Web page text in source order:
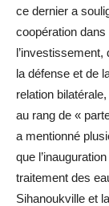
ce dernier a
coopération
l’investissement,
la défense et de
relation
au rang de «
a mentionné
que
traitement des
Sihanoukville et